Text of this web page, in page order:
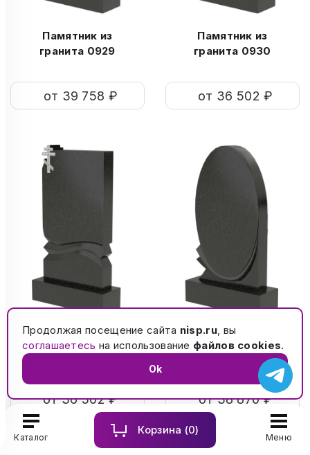
Каталог
Корзина (0)
Меню
Памятник из
гранита 0929
от 39 758 ₽
Памятник из
гранита 0930
от 36 502 ₽
Памятник из
гранита 0931
от 36 502 ₽
Памятник из
гранита 0935
от 38 870 ₽
Продолжая посещение сайта nisp.ru, вы
соглашаетесь на использование файлов cookies.
Ok